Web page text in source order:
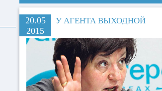
20.05
2015
У АГЕНТА ВЫХОДНОЙ